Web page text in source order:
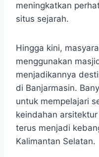
meningkatkan
situs sejarah.
Hingga kini,
menggunakan
menjadikannya
di Banjarmasin.
untuk mempelajari
keindahan
terus menjadi
Kalimantan Selatan.